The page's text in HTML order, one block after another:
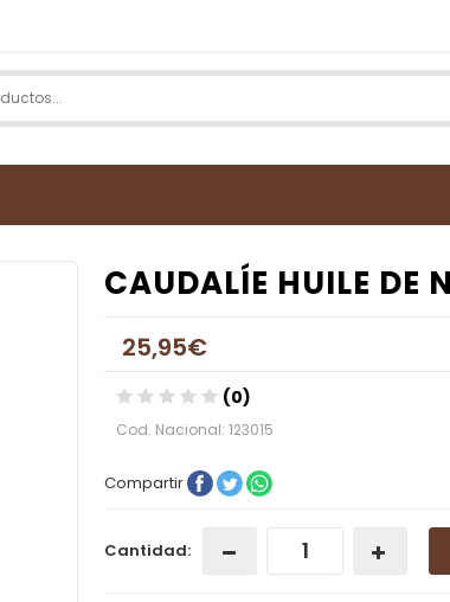
CAUDALÍE HUILE DE
25,95€
(0)
Cod. Nacional: 123015
Compartir
Cantidad: